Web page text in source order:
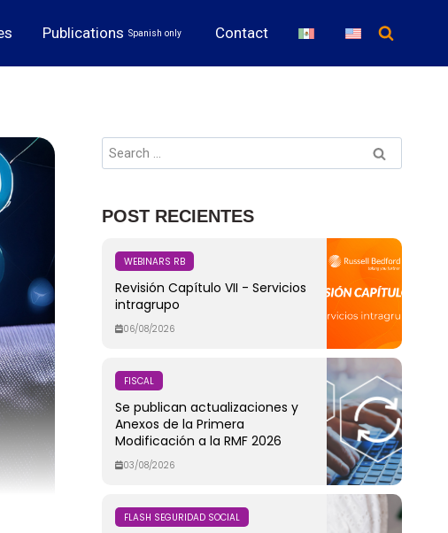
Publications Spanish only Contact
POST RECIENTES
WEBINARS RB
Revisión Capítulo VII - Servicios
intragrupo
06/08/2026
FISCAL
Se publican actualizaciones y
Anexos de la Primera
Modificación a la RMF 2026
03/08/2026
FLASH SEGURIDAD SOCIAL